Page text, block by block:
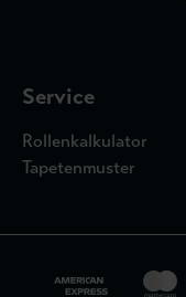
Service
Rollenkalkulator
Tapetenmuster